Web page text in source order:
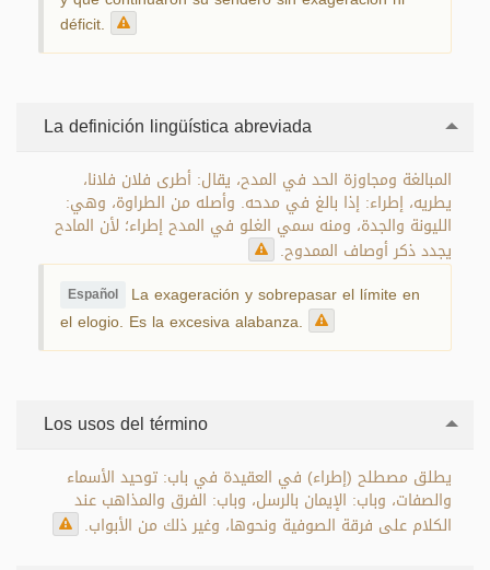
déficit.
La definición lingüística abreviada
المبالغة ومجاوزة الحد في المدح، يقال: أطرى فلان فلانا،
يطريه، إطراء: إذا بالغ في مدحه. وأصله من الطراوة، وهي:
الليونة والجدة، ومنه سمي الغلو في المدح إطراء؛ لأن المادح
يجدد ذكر أوصاف الممدوح.
Español La exageración y sobrepasar el límite en
el elogio. Es la excesiva alabanza.
Los usos del término
يطلق مصطلح (إطراء) في العقيدة في باب: توحيد الأسماء
والصفات، وباب: الإيمان بالرسل، وباب: الفرق والمذاهب عند
الكلام على فرقة الصوفية ونحوها، وغير ذلك من الأبواب.